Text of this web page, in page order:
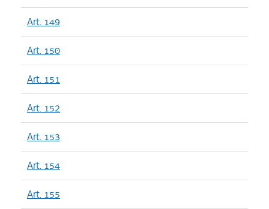
Art. 149
Art. 150
Art. 151
Art. 152
Art. 153
Art. 154
Art. 155